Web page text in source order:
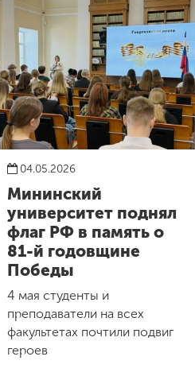
04.05.2026
Мининский
университет поднял
флаг РФ в память о
81-й годовщине
Победы
4 мая студенты и
преподаватели на всех
факультетах почтили подвиг
героев